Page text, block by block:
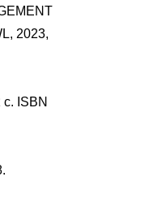
2023,
ISBN